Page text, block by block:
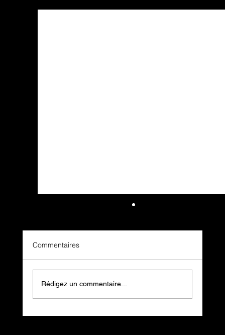
Commentaires
Rédigez un commentaire...